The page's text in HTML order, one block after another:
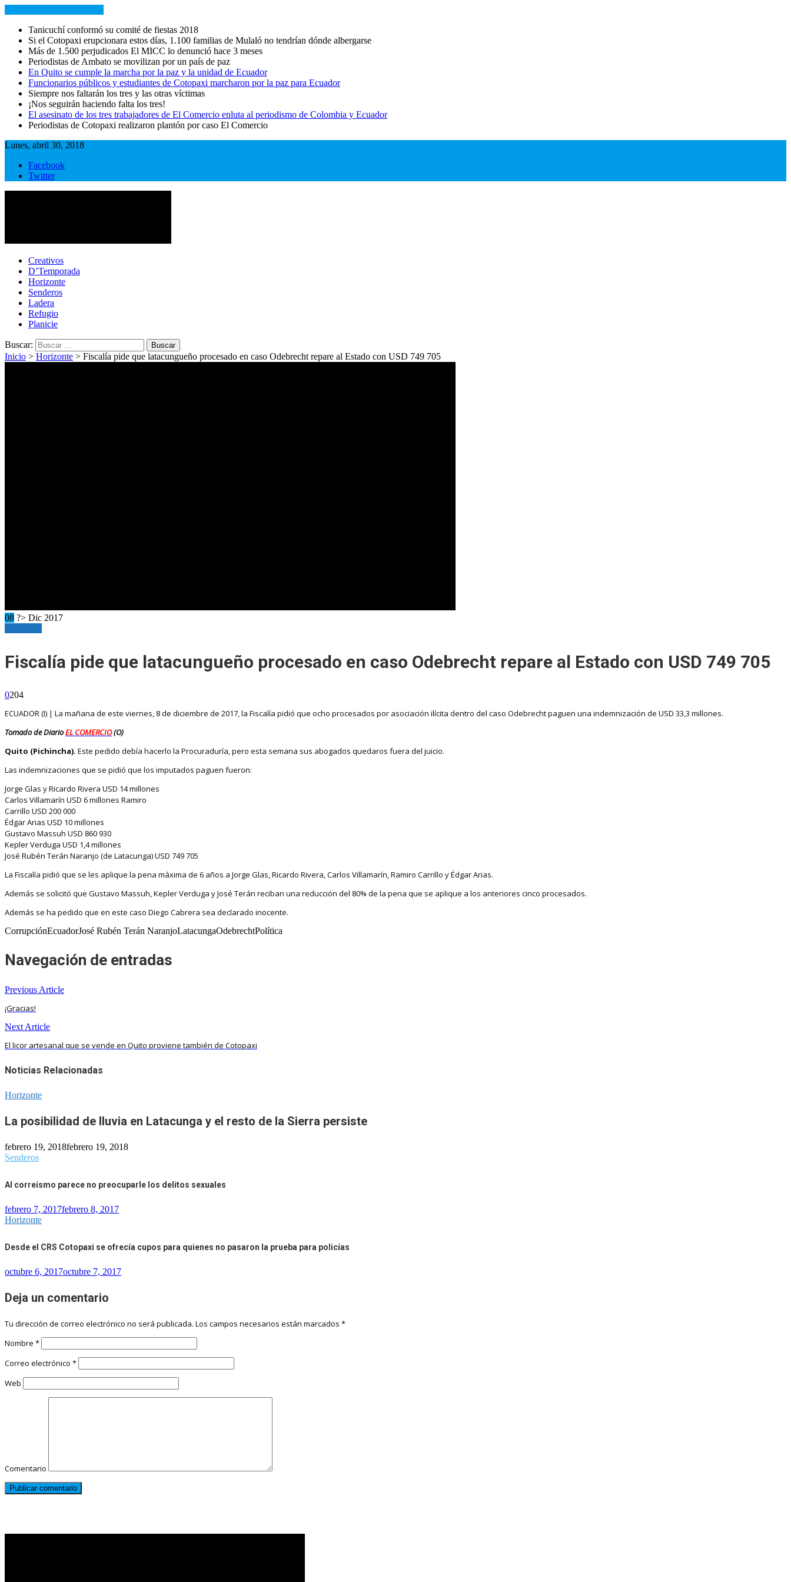
Tanicuchí conformó su comité de fiestas 2018
Si el Cotopaxi erupcionara estos días, 1.100 familias de Mulaló no tendrían dónde albergarse
Más de 1.500 perjudicados El MICC lo denunció hace 3 meses
Periodistas de Ambato se movilizan por un país de paz
En Quito se cumple la marcha por la paz y la unidad de Ecuador
Funcionarios públicos y estudiantes de Cotopaxi marcharon por la paz para Ecuador
Siempre nos faltarán los tres y las otras víctimas
¡Nos seguirán haciendo falta los tres!
El asesinato de los tres trabajadores de El Comercio enluta al periodismo de Colombia y Ecuador
Periodistas de Cotopaxi realizaron plantón por caso El Comercio
Lunes, abril 30, 2018
Facebook
Twitter
Cotopaxi Noticias
Primer periódico multimedia del centro del país
Creativos
D’Temporada
Horizonte
Senderos
Ladera
Refugio
Planicie
Buscar:
Inicio > Horizonte > Fiscalía pide que latacungueño procesado en caso Odebrecht repare al Estado con USD 749 705
08 ?> Dic 2017
Fiscalía pide que latacungueño procesado en caso Odebrecht repare al Estado con USD 749 705
0204
ECUADOR (I) | La mañana de este viernes, 8 de diciembre de 2017, la Fiscalía pidió que ocho procesados por asociación ilícita dentro del caso Odebrecht paguen una indemnización de USD 33,3 millones.
Tomado de DiarioEL COMERCIO(O)
Quito (Pichincha). Este pedido debía hacerlo la Procuraduría, pero esta semana sus abogados quedaros fuera del juicio.
Las indemnizaciones que se pidió que los imputados paguen fueron:
Jorge Glas y Ricardo Rivera USD 14 millones
Carlos Villamarín USD 6 millones Ramiro
Carrillo USD 200 000
Édgar Arias USD 10 millones
Gustavo Massuh USD 860 930
Kepler Verduga USD 1,4 millones
José Rubén Terán Naranjo (de Latacunga) USD 749 705
La Fiscalía pidió que se les aplique la pena máxima de 6 años a Jorge Glas, Ricardo Rivera, Carlos Villamarín, Ramiro Carrillo y Édgar Arias.
Además se solicitó que Gustavo Massuh, Kepler Verduga y José Terán reciban una reducción del 80% de la pena que se aplique a los anteriores cinco procesados.
Además se ha pedido que en este caso Diego Cabrera sea declarado inocente.
CorrupciónEcuadorJosé Rubén Terán NaranjoLatacungaOdebrechtPolítica
Navegación de entradas
Previous Article
¡Gracias!
Next Article
El licor artesanal que se vende en Quito proviene también de Cotopaxi
Noticias Relacionadas
Horizonte
La posibilidad de lluvia en Latacunga y el resto de la Sierra persiste
febrero 19, 2018febrero 19, 2018
Senderos
Al correísmo parece no preocuparle los delitos sexuales
febrero 7, 2017febrero 8, 2017
Horizonte
Desde el CRS Cotopaxi se ofrecía cupos para quienes no pasaron la prueba para policías
octubre 6, 2017octubre 7, 2017
Deja un comentario
Tu dirección de correo electrónico no será publicada. Los campos necesarios están marcados *
Nombre *
Correo electrónico *
Web
Comentario